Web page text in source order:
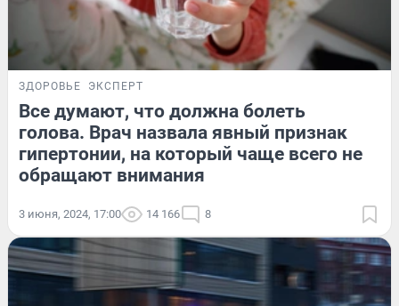
ЗДОРОВЬЕ ЭКСПЕРТ
Все думают, что должна болеть
голова. Врач назвала явный признак
гипертонии, на который чаще всего не
обращают внимания
3 июня, 2024, 17:00 14 166 8